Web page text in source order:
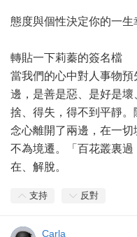
態度與個性決定你的一生
轉貼一下莉蓁的簽名檔
當我們的心中對人事物
邊，是善是惡、是好是
捨、得失，得不到平靜
念心離開了兩邊，在一切
不為境遷。「百花叢裏
在、解脫。
支持 反對
Carla